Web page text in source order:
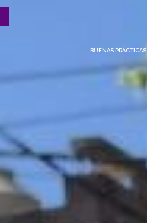
BUENAS PRÁCTICAS